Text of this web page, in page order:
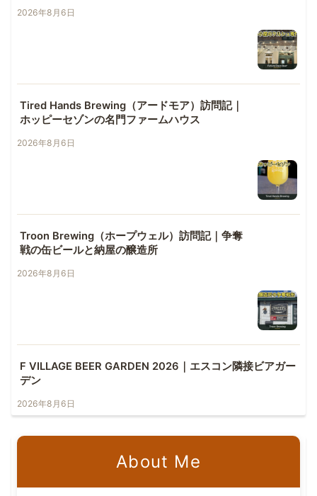
2026年8月6日
Tired Hands Brewing（アードモア）訪問記｜
ホッピーセゾンの名門ファームハウス
2026年8月6日
Troon Brewing（ホープウェル）訪問記｜争奪
戦の缶ビールと納屋の醸造所
2026年8月6日
F VILLAGE BEER GARDEN 2026｜エスコン隣接ビアガー
デン
2026年8月6日
About Me